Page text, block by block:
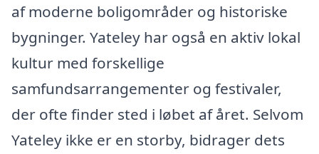
af moderne boligområder og historiske
bygninger. Yateley har også en aktiv lokal
kultur med forskellige
samfundsarrangementer og festivaler,
der ofte finder sted i løbet af året. Selvom
Yateley ikke er en storby, bidrager dets